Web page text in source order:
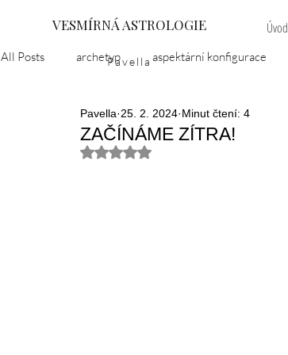
VESMÍRNÁ ASTROLOGIE
Pavella
Úvod
All Posts archetyp aspektární konfigurace
astropříběh černá luna dopravní nehoda
ZAČÍNÁME ZÍTRA!
Pavella 25. 2. 2024 Minut čtení: 4
Hodnoceno NaN z 5 hvězdiček.